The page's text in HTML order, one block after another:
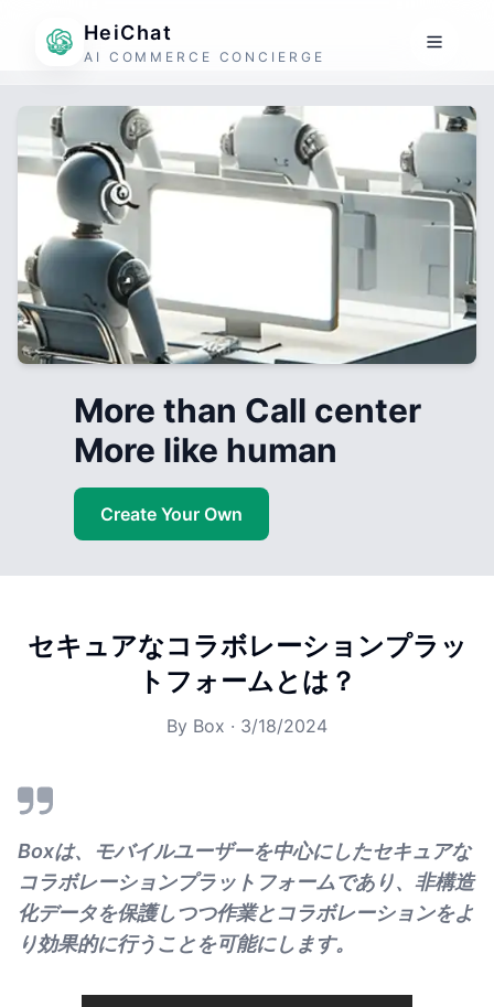
HeiChat
AI COMMERCE CONCIERGE
More than Call center
More like human
Create Your Own
セキュアなコラボレーションプラッ
トフォームとは？
By Box · 3/18/2024
Boxは、モバイルユーザーを中心にしたセキュアな
コラボレーションプラットフォームであり、非構造
化データを保護しつつ作業とコラボレーションをよ
り効果的に行うことを可能にします。